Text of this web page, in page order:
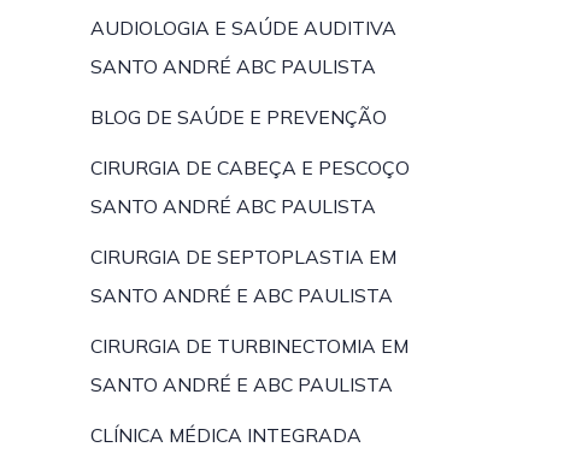
AUDIOLOGIA E SAÚDE AUDITIVA
SANTO ANDRÉ ABC PAULISTA
BLOG DE SAÚDE E PREVENÇÃO
CIRURGIA DE CABEÇA E PESCOÇO
SANTO ANDRÉ ABC PAULISTA
CIRURGIA DE SEPTOPLASTIA EM
SANTO ANDRÉ E ABC PAULISTA
CIRURGIA DE TURBINECTOMIA EM
SANTO ANDRÉ E ABC PAULISTA
CLÍNICA MÉDICA INTEGRADA